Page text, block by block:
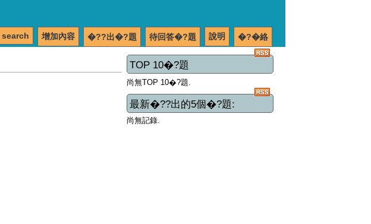
�?�絡
說明
待回答�?題
�??出�?題
增加內容
TOP 10�?題
尚無TOP 10�?題.
最新�??出的5個�?題:
尚無記錄.